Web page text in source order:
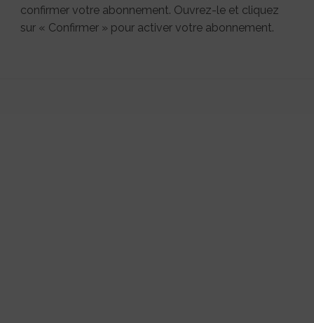
confirmer votre abonnement. Ouvrez-le et cliquez
sur « Confirmer » pour activer votre abonnement.